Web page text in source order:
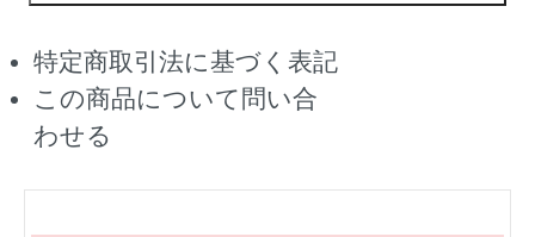
特定商取引法に基づく表記
この商品について問い合
わせる